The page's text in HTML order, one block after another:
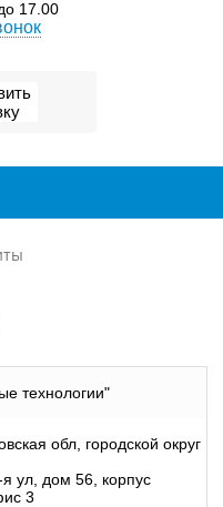
17.00
технологии"
обл, городской округ
ул, дом 56, корпус
3